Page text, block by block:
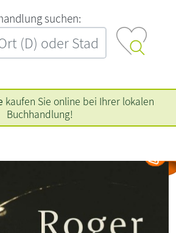
‍s‍u‍c‍h‍e‍n‍:‍
kaufen Sie online bei Ihrer lokalen
Buchhandlung!